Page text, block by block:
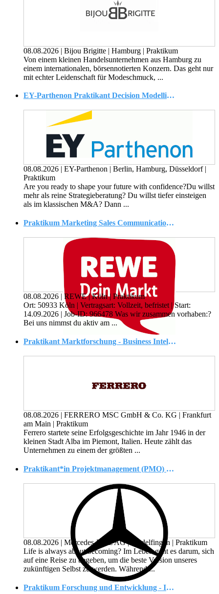
08.08.2026 | Bijou Brigitte | Hamburg | Praktikum
Von einem kleinen Handelsunternehmen aus Hamburg zu
einem internationalen, börsennotierten Konzern. Das geht nur
mit echter Leidenschaft für Modeschmuck, ...
EY-Parthenon Praktikant Decision Modelling & Economics (w/m/d)
08.08.2026 | EY-Parthenon | Berlin, Hamburg, Düsseldorf |
Praktikum
Are you ready to shape your future with confidence?Du willst
mehr als reine Strategieberatung? Du willst tiefer einsteigen
als im klassischen M&A? Dann ...
Praktikum Marketing Sales Communication (m/w/d)
08.08.2026 | REWE| Köln| Praktikum
Ort: 50933 Köln | Vertragsart: Vollzeit, befristet | Start:
14.09.2026 | Job-ID: 966478 Was wir zusammen vorhaben:?
Bei uns nimmst du aktiv am ...
Praktikant Marktforschung - Business Intelligence & Analytics (w/m/d)
08.08.2026 | FERRERO MSC GmbH & Co. KG | Frankfurt
am Main | Praktikum
Ferrero startete seine Erfolgsgeschichte im Jahr 1946 in der
kleinen Stadt Alba im Piemont, Italien. Heute zählt das
Unternehmen zu einem der größten ...
Praktikant*in Projektmanagement (PMO) - Charging Development Systemsteuerung
08.08.2026 | Mercedes-Benz AG| Sindelfingen | Praktikum
Life is always about becoming? Im Leben geht es darum, sich
auf eine Reise zu begeben, um die beste Version unseres
zukünftigen Selbst zu werden. Während ...
Praktikum Forschung und Entwicklung - IoT-Systeme und KI (m/w/d)